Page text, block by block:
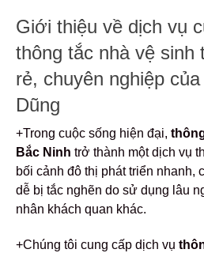
Giới thiệu về dịch vụ
thông tắc nhà vệ sinh
rẻ, chuyên nghiệp
Dũng
+Trong cuộc sống hiện đại,
Bắc Ninh trở thành một dịch vụ
bối cảnh đô thị phát triển nhanh,
dễ bị tắc nghẽn do sử dụng lâu
nhân khách quan khác.
+Chúng tôi cung cấp dịch vụ